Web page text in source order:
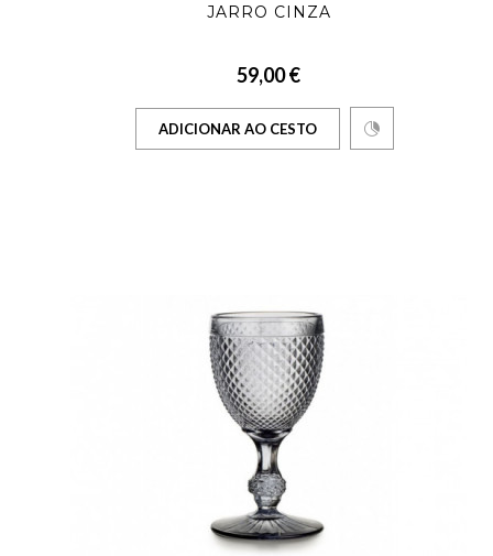
JARRO CINZA
59,00 €
ADICIONAR AO CESTO